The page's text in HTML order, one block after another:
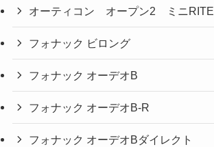
オーティコン オープン2 ミニRITE
フォナック ビロング
フォナック オーデオB
フォナック オーデオB-R
フォナック オーデオBダイレクト